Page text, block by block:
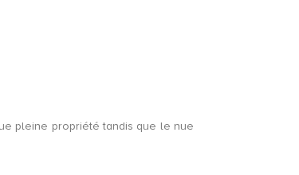
pleine propriété tandis que le nue